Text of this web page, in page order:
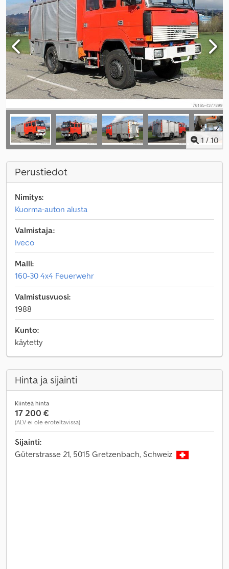
1 / 10
Perustiedot
Nimitys:
Kuorma-auton alusta
Valmistaja:
Iveco
Malli:
160-30 4x4 Feuerwehr
Valmistusvuosi:
1988
Kunto:
käytetty
Hinta ja sijainti
Kiinteä hinta
17 200 €
(ALV ei ole eroteltavissa)
Sijainti:
Güterstrasse 21, 5015 Gretzenbach, Schweiz